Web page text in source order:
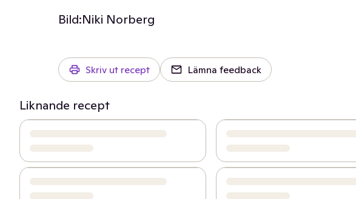
Bild:Niki Norberg
Skriv ut recept Lämna feedback
Liknande recept